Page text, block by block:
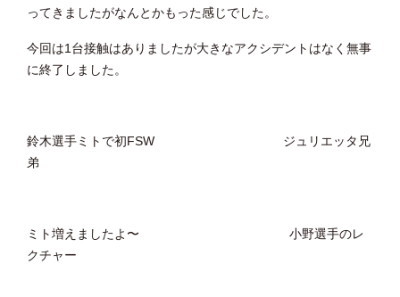
ってきましたがなんとかもった感じでした。
今回は1台接触はありましたが大きなアクシデントはなく無事
に終了しました。
鈴木選手ミトで初FSW ジュリエッタ兄
弟
ミト増えましたよ〜 小野選手のレ
クチャー